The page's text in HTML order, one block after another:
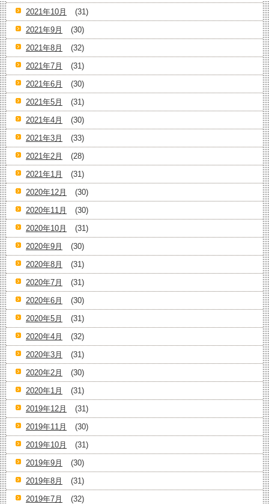
2021年10月
(31)
2021年9月
(30)
2021年8月
(32)
2021年7月
(31)
2021年6月
(30)
2021年5月
(31)
2021年4月
(30)
2021年3月
(33)
2021年2月
(28)
2021年1月
(31)
2020年12月
(30)
2020年11月
(30)
2020年10月
(31)
2020年9月
(30)
2020年8月
(31)
2020年7月
(31)
2020年6月
(30)
2020年5月
(31)
2020年4月
(32)
2020年3月
(31)
2020年2月
(30)
2020年1月
(31)
2019年12月
(31)
2019年11月
(30)
2019年10月
(31)
2019年9月
(30)
2019年8月
(31)
2019年7月
(32)